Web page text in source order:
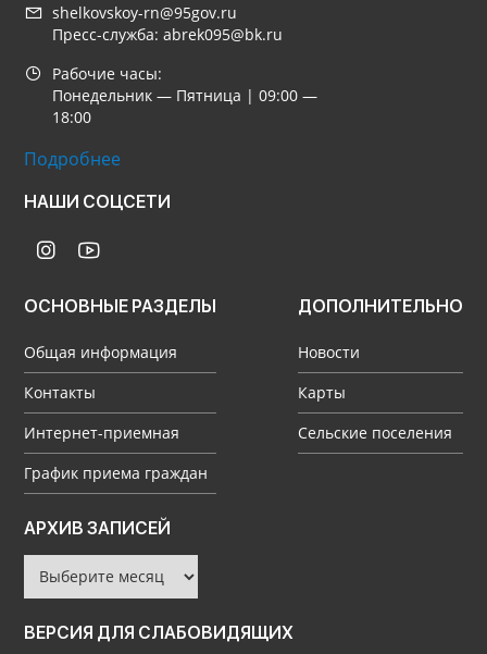
shelkovskoy-rn@95gov.ru
Пресс-служба: abrek095@bk.ru
Рабочие часы:
Понедельник — Пятница | 09:00 —
18:00
Подробнее
НАШИ СОЦСЕТИ
ОСНОВНЫЕ РАЗДЕЛЫ
Общая информация
Контакты
Интернет-приемная
График приема граждан
ДОПОЛНИТЕЛЬНО
Новости
Карты
Сельские поселения
АРХИВ ЗАПИСЕЙ
Архив
записей
ВЕРСИЯ ДЛЯ СЛАБОВИДЯЩИХ